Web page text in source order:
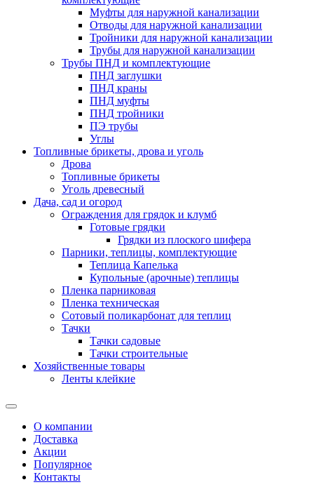
Муфты для наружной канализации
Отводы для наружной канализации
Тройники для наружной канализации
Трубы для наружной канализации
Трубы ПНД и комплектующие
ПНД заглушки
ПНД краны
ПНД муфты
ПНД тройники
ПЭ трубы
Углы
Топливные брикеты, дрова и уголь
Дрова
Топливные брикеты
Уголь древесный
Дача, сад и огород
Ограждения для грядок и клумб
Готовые грядки
Грядки из плоского шифера
Парники, теплицы, комплектующие
Теплица Капелька
Купольные (арочные) теплицы
Пленка парниковая
Пленка техническая
Сотовый поликарбонат для теплиц
Тачки
Тачки садовые
Тачки строительные
Хозяйственные товары
Ленты клейкие
О компании
Доставка
Акции
Популярное
Контакты